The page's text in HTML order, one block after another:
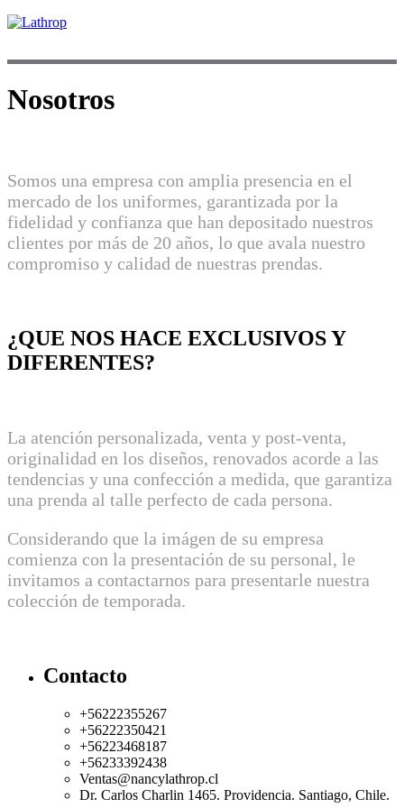
Nosotros
Somos una empresa con amplia presencia en el
mercado de los uniformes, garantizada por la
fidelidad y confianza que han depositado nuestros
clientes por más de 20 años, lo que avala nuestro
compromiso y calidad de nuestras prendas.
¿QUE NOS HACE EXCLUSIVOS Y
DIFERENTES?
La atención personalizada, venta y post-venta,
originalidad en los diseños, renovados acorde a las
tendencias y una confección a medida, que garantiza
una prenda al talle perfecto de cada persona.
Considerando que la imágen de su empresa
comienza con la presentación de su personal, le
invitamos a contactarnos para presentarle nuestra
colección de temporada.
Contacto
+56222355267
+56222350421
+56223468187
+56233392438
Ventas@nancylathrop.cl
Dr. Carlos Charlin 1465. Providencia. Santiago, Chile.